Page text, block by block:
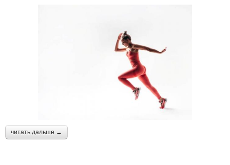
читать дальше →